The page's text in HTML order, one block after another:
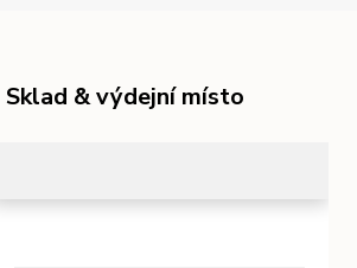
Sklad & výdejní místo